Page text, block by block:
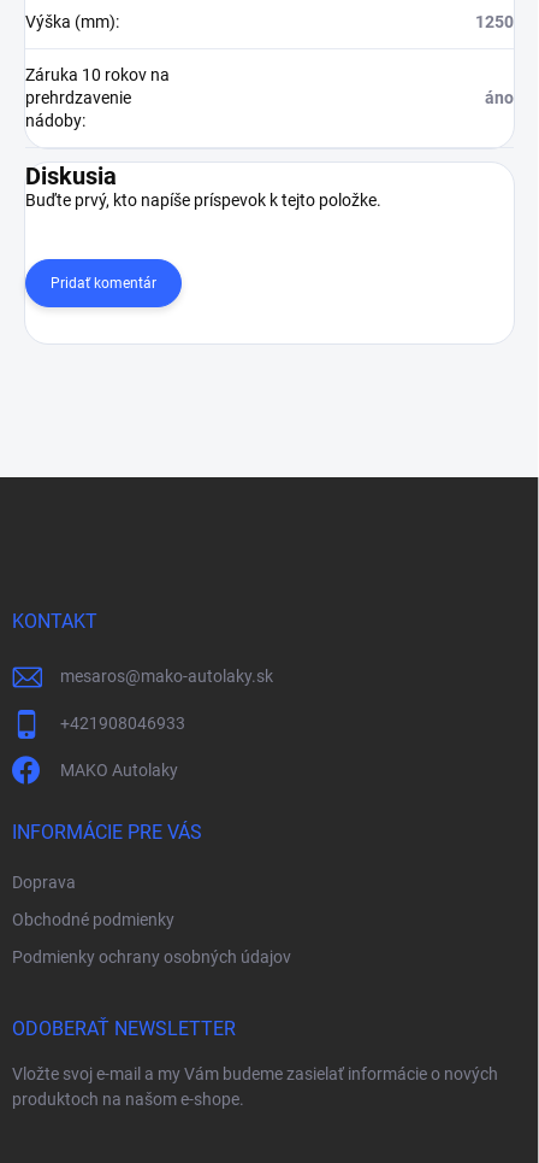
Výška (mm): 1250
Záruka 10 rokov na
prehrdzavenie
nádoby:
áno
Diskusia
Buďte prvý, kto napíše príspevok k tejto položke.
Pridať komentár
KONTAKT
mesaros@mako-autolaky.sk
+421908046933
MAKO Autolaky
INFORMÁCIE PRE VÁS
Doprava
Obchodné podmienky
Podmienky ochrany osobných údajov
ODOBERAŤ NEWSLETTER
Vložte svoj e-mail a my Vám budeme zasielať informácie o nových
produktoch na našom e-shope.